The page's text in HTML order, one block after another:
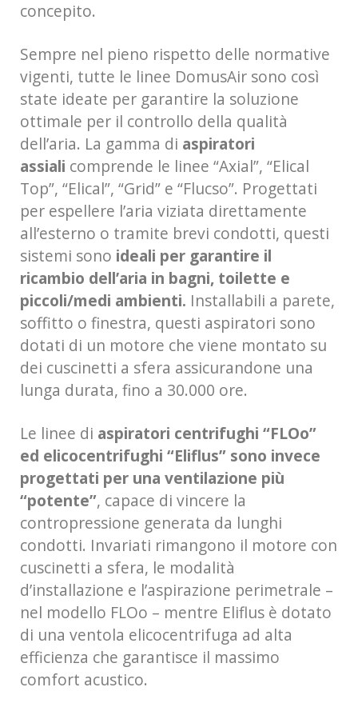
concepito.
Sempre nel pieno rispetto delle normative
vigenti, tutte le linee DomusAir sono così
state ideate per garantire la soluzione
ottimale per il controllo della qualità
dell’aria. La gamma di aspiratori
assiali comprende le linee “Axial”, “Elical
Top”, “Elical”, “Grid” e “Flucso”. Progettati
per espellere l’aria viziata direttamente
all’esterno o tramite brevi condotti, questi
sistemi sono ideali per garantire il
ricambio dell’aria in bagni, toilette e
piccoli/medi ambienti. Installabili a parete,
soffitto o finestra, questi aspiratori sono
dotati di un motore che viene montato su
dei cuscinetti a sfera assicurandone una
lunga durata, fino a 30.000 ore.
Le linee di aspiratori centrifughi “FLOo”
ed elicocentrifughi “Eliflus” sono invece
progettati per una ventilazione più
“potente”, capace di vincere la
contropressione generata da lunghi
condotti. Invariati rimangono il motore con
cuscinetti a sfera, le modalità
d’installazione e l’aspirazione perimetrale –
nel modello FLOo – mentre Eliflus è dotato
di una ventola elicocentrifuga ad alta
efficienza che garantisce il massimo
comfort acustico.